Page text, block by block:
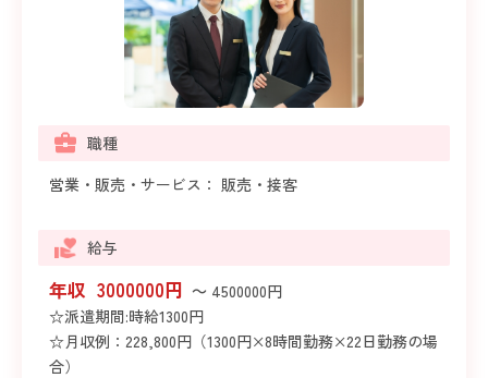
職種
営業・販売・サービス： 販売・接客
給与
年収 3000000円 ～ 4500000円
☆派遣期間:時給1300円
☆月収例：228,800円（1300円×8時間勤務×22日勤務の場
合）